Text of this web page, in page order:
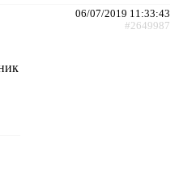
06/07/2019 11:33:43
#2649987